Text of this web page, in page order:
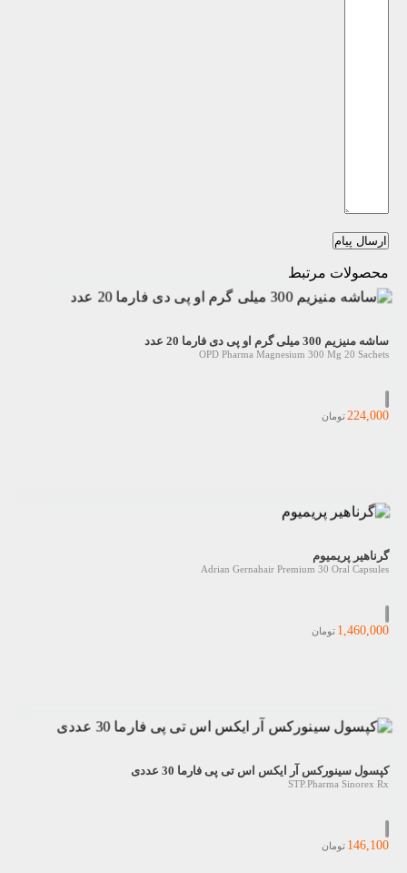
ارسال پیام
محصولات مرتبط
ساشه منیزیم 300 میلی گرم او پی دی فارما 20 عدد
OPD Pharma Magnesium 300 Mg 20 Sachets
224,000تومان
گرناهیر پریمیوم
Adrian Gernahair Premium 30 Oral Capsules
1,460,000 تومان
کپسول سینورکس آر ایکس اس تی پی فارما 30 عددی
STP.Pharma Sinorex Rx
146,100 تومان